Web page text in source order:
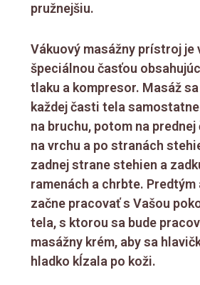
pružnejšiu.
Vákuový masážny prístroj je
špeciálnou časťou
tlaku a kompresor. Masáž
každej časti tela
na bruchu, potom na
na vrchu a po stranách
zadnej strane stehien a
ramenách a chrbte.
začne pracovať s Vašou
tela, s ktorou sa bude
masážny krém, aby sa
hladko kĺzala po koži.